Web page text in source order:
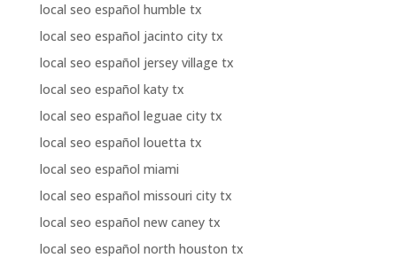
local seo español humble tx
local seo español jacinto city tx
local seo español jersey village tx
local seo español katy tx
local seo español leguae city tx
local seo español louetta tx
local seo español miami
local seo español missouri city tx
local seo español new caney tx
local seo español north houston tx